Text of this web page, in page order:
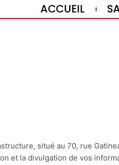
ACCUEIL
situé au 70, rue
et la divulgation de vos